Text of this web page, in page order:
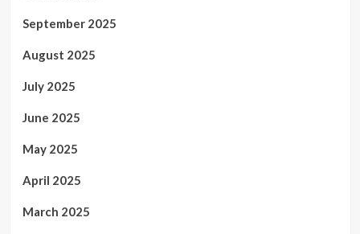
September 2025
August 2025
July 2025
June 2025
May 2025
April 2025
March 2025